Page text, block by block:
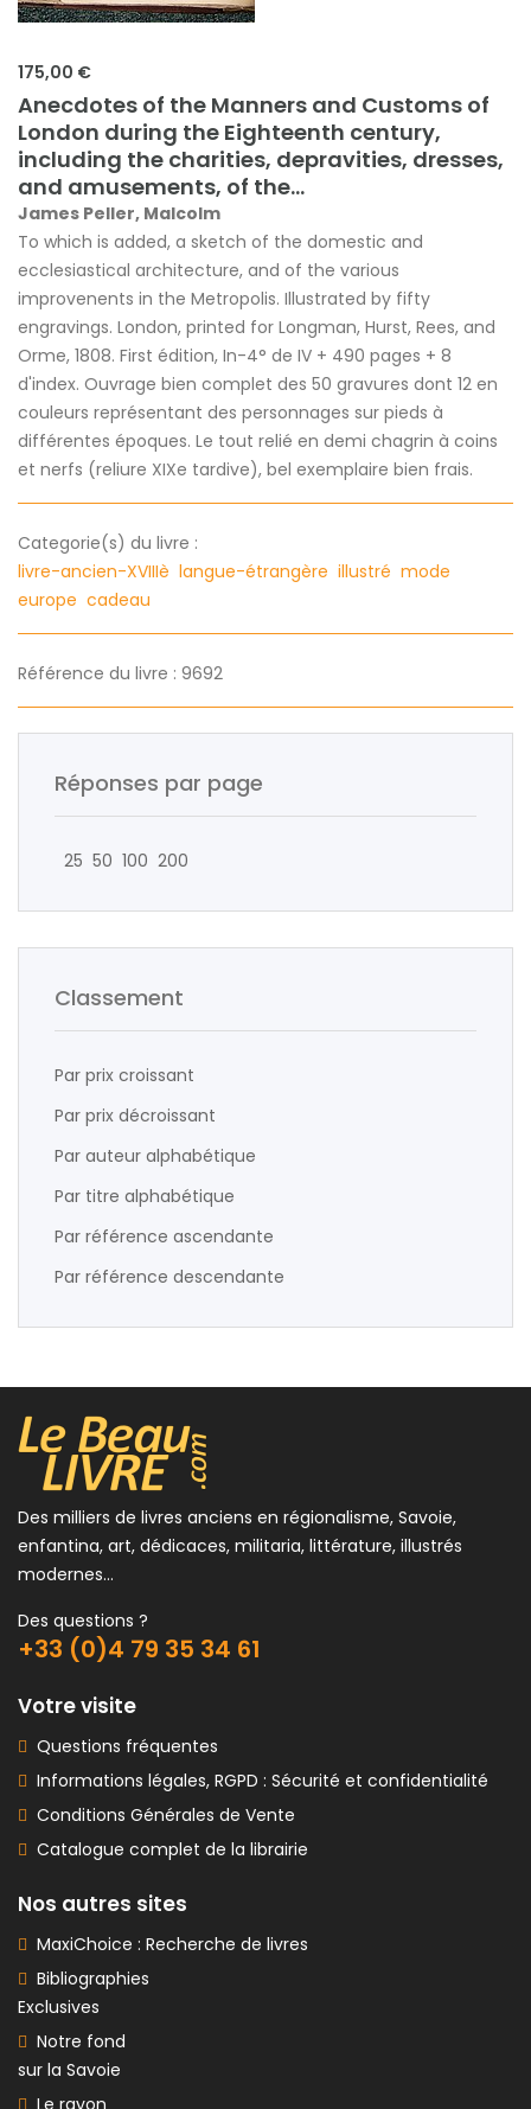
175,00 €
Anecdotes of the Manners and Customs of
London during the Eighteenth century,
including the charities, depravities, dresses,
and amusements, of the...
James Peller, Malcolm
To which is added, a sketch of the domestic and
ecclesiastical architecture, and of the various
improvenents in the Metropolis. Illustrated by fifty
engravings. London, printed for Longman, Hurst, Rees, and
Orme, 1808. First édition, In-4° de IV + 490 pages + 8
d'index. Ouvrage bien complet des 50 gravures dont 12 en
couleurs représentant des personnages sur pieds à
différentes époques. Le tout relié en demi chagrin à coins
et nerfs (reliure XIXe tardive), bel exemplaire bien frais.
Categorie(s) du livre :
livre-ancien-XVIIIè langue-étrangère illustré mode
europe cadeau
Référence du livre : 9692
Réponses par page
25 50 100 200
Classement
Par prix croissant
Par prix décroissant
Par auteur alphabétique
Par titre alphabétique
Par référence ascendante
Par référence descendante
Des milliers de livres anciens en régionalisme, Savoie,
enfantina, art, dédicaces, militaria, littérature, illustrés
modernes...
Des questions ?
+33 (0)4 79 35 34 61
Votre visite
Questions fréquentes
Informations légales, RGPD : Sécurité et confidentialité
Conditions Générales de Vente
Catalogue complet de la librairie
Nos autres sites
MaxiChoice : Recherche de livres
Bibliographies
Exclusives
Notre fond
sur la Savoie
Le rayon